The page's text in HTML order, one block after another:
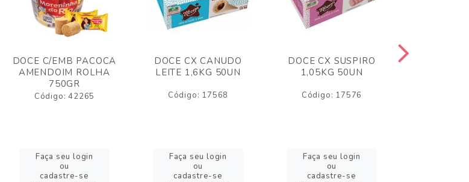
DOCE C/EMB PACOCA
AMENDOIM ROLHA
750GR
Código: 42265
Faça seu login
ou
cadastre-se
DOCE CX CANUDO
LEITE 1,6KG 50UN
Código: 17568
Faça seu login
ou
cadastre-se
DOCE CX SUSPIRO
1,05KG 50UN
Código: 17576
Faça seu login
ou
cadastre-se